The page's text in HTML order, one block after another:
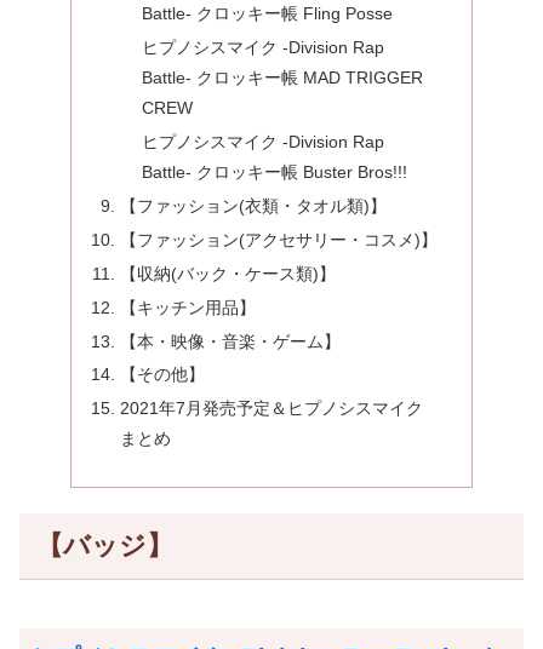
Battle- クロッキー帳 Fling Posse
ヒプノシスマイク -Division Rap
Battle- クロッキー帳 MAD TRIGGER
CREW
ヒプノシスマイク -Division Rap
Battle- クロッキー帳 Buster Bros!!!
【ファッション(衣類・タオル類)】
【ファッション(アクセサリー・コスメ)】
【収納(バック・ケース類)】
【キッチン用品】
【本・映像・音楽・ゲーム】
【その他】
2021年7月発売予定＆ヒプノシスマイク
まとめ
【バッジ】